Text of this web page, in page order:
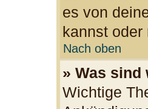
es von
kannst
Nach oben
» Was sind
Wichtige